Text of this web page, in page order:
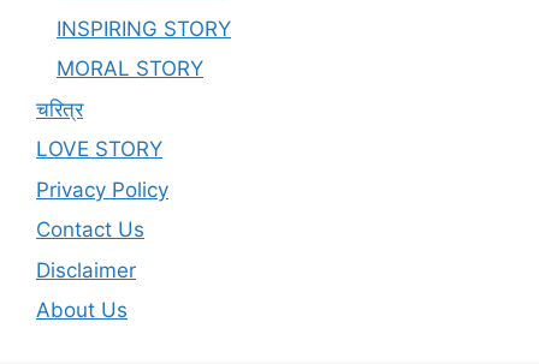
INSPIRING STORY
MORAL STORY
चरित्र
LOVE STORY
Privacy Policy
Contact Us
Disclaimer
About Us